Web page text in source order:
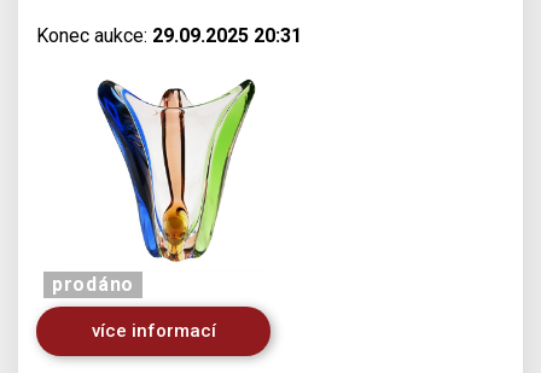
Konec aukce: 29.09.2025 20:31
prodáno
více informací